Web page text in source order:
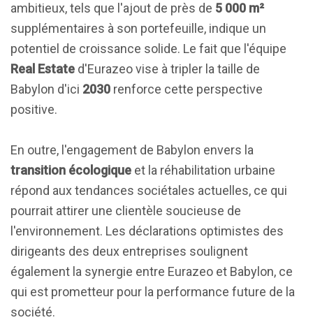
ambitieux, tels que l'ajout de près de 5 000 m²
supplémentaires à son portefeuille, indique un
potentiel de croissance solide. Le fait que l'équipe
Real Estate d'Eurazeo vise à tripler la taille de
Babylon d'ici 2030 renforce cette perspective
positive.
En outre, l'engagement de Babylon envers la
transition écologique et la réhabilitation urbaine
répond aux tendances sociétales actuelles, ce qui
pourrait attirer une clientèle soucieuse de
l'environnement. Les déclarations optimistes des
dirigeants des deux entreprises soulignent
également la synergie entre Eurazeo et Babylon, ce
qui est prometteur pour la performance future de la
société.